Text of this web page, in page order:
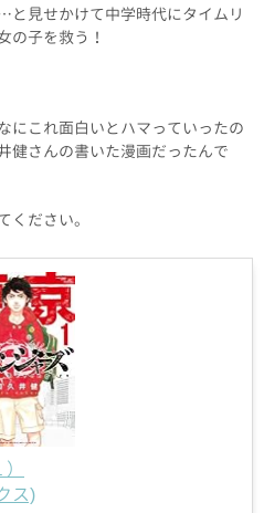
見せかけて中学時代にタイムリ
の子を救う！
にこれ面白いとハマっていったの
健さんの書いた漫画だったんで
ください。
ス)